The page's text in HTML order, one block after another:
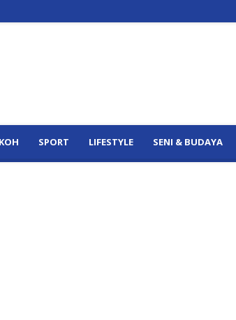
SPORT LIFESTYLE SENI & BUDAYA